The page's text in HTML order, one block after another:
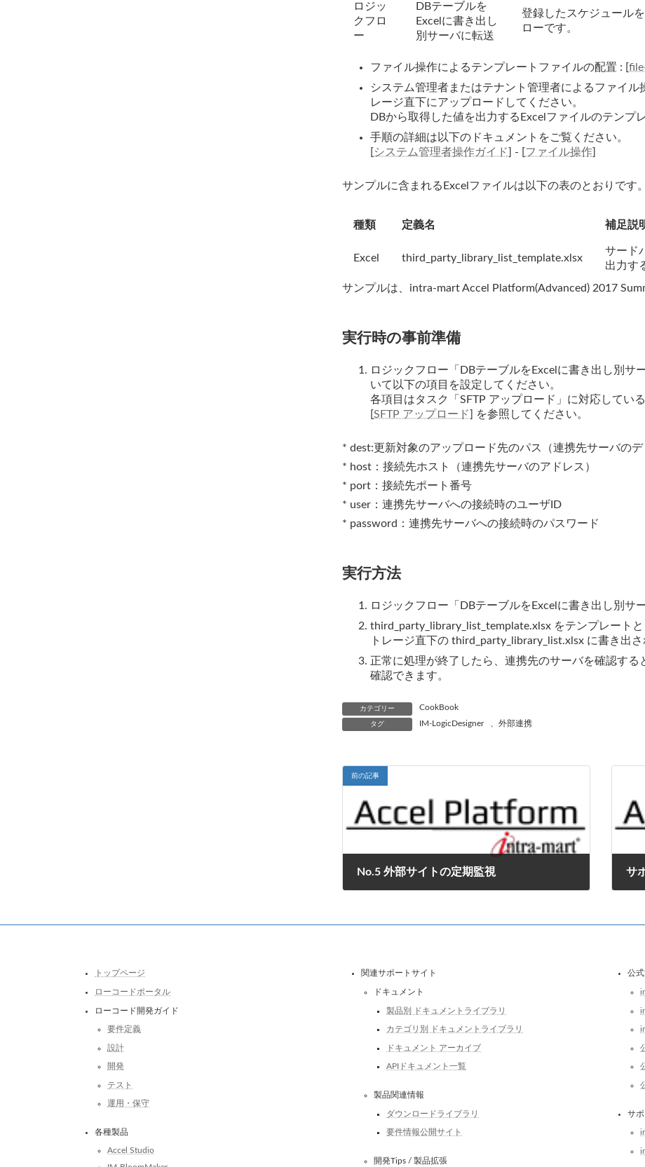
ロジッ
クフロ
ー
DBテーブルを
Excelに書き出し
別サーバに転送
登録したスケジュール
ローです。
ファイル操作によるテンプレートファイルの配置 : [
システム管理者またはテナント管理者によるファイ
レージ直下にアップロードしてください。
DBから取得した値を出力するExcelファイルのテンプ
手順の詳細は以下のドキュメントをご覧ください。
[システム管理者操作ガイド] - [ファイル操作]
サンプルに含まれるExcelファイルは以下の表のとおりです。
種類 定義名 補足説
Excel third_party_library_list_template.xlsx
サード
出力す
サンプルは、intra-mart Accel Platform(Advanced) 2017
実行時の事前準備
ロジックフロー「DBテーブルをExcelに書き出し別サ
いて以下の項目を設定してください。
各項目はタスク「SFTP アップロード」に対応してい
[SFTP アップロード] を参照してください。
* dest:更新対象のアップロード先のパス（連携先サーバのデ
* host：接続先ホスト（連携先サーバのアドレス）
* port：接続先ポート番号
* user：連携先サーバへの接続時のユーザID
* password：連携先サーバへの接続時のパスワード
実行方法
ロジックフロー「DBテーブルをExcelに書き出し別サ
third_party_library_list_template.xlsx をテンプレート
トレージ直下の third_party_library_list.xlsx に書き出さ
正常に処理が終了したら、連携先のサーバを確認す
確認できます。
カテゴリー CookBook
タグ IM-LogicDesigner 、外部連携
前の記事
No.5 外部サイトの定期監視
トップページ
ローコードポータル
ローコード開発ガイド
要件定義
設計
開発
テスト
運用・保守
各種製品
Accel Studio
関連サポートサイト
ドキュメント
製品別 ドキュメントライブラリ
カテゴリ別 ドキュメントライブラリ
ドキュメント アーカイブ
APIドキュメント一覧
製品関連情報
ダウンロードライブラリ
要件情報公開サイト
開発Tips / 製品拡張
公
サ